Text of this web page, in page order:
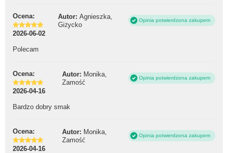
Ocena: Autor: Agnieszka,
Giżycko
Opinia potwierdzona zakupem
2026-06-02
Polecam
Ocena: Autor: Monika,
Zamość
Opinia potwierdzona zakupem
2026-04-16
Bardzo dobry smak
Ocena: Autor: Monika,
Zamość
Opinia potwierdzona zakupem
2026-04-16